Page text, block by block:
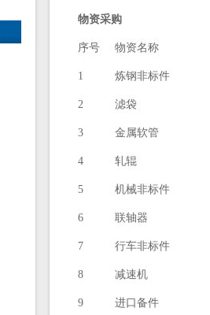
物资采购
序号 物资名称
1 炼钢非标件
2 滤袋
3 金属软管
4 轧辊
5 机械非标件
6 联轴器
7 行车非标件
8 减速机
9 进口备件